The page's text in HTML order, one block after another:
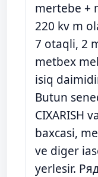
mertebe +
220 kv m
7 otaqli, 2
metbex
isiq
Butun
CIXARISH
baxcasi,
ve diger
yerlesir.